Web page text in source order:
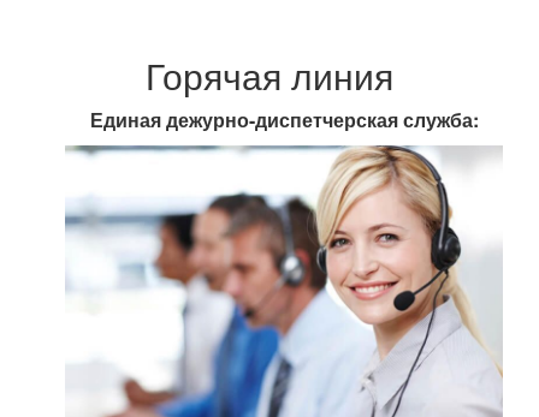
Горячая линия
Единая дежурно-диспетчерская служба: